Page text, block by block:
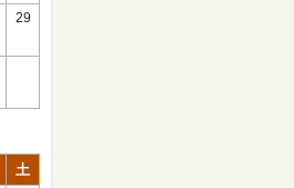
29
土